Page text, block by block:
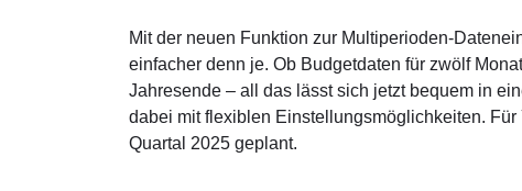
Mit der neuen Funktion zur Multiperioden-
einfacher denn je. Ob Budgetdaten für zwölf
Jahresende – all das lässt sich jetzt bequem in
dabei mit flexiblen Einstellungsmöglichkeiten.
Quartal 2025 geplant.